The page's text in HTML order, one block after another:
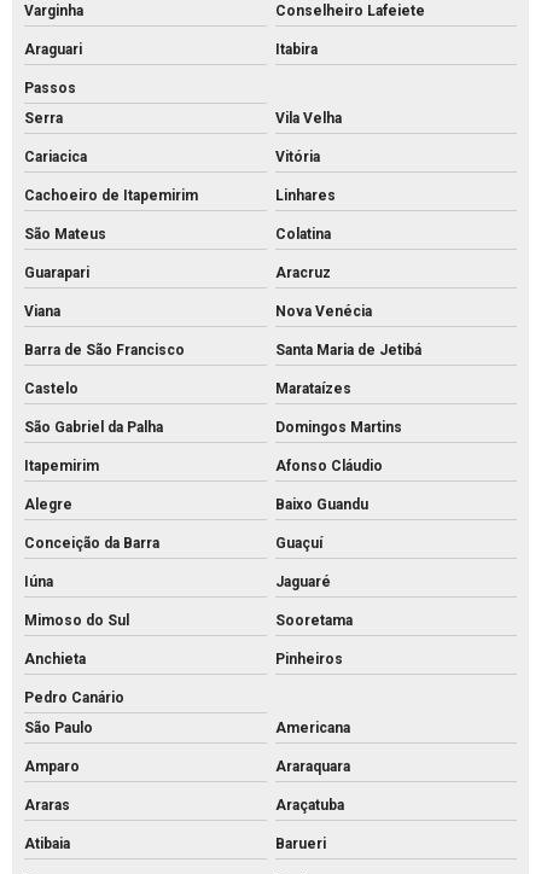
Mourão de concreto para cerca comprar
Mourão de concreto rs
Mourões de concreto 10x10 preço
Mourões de concreto para alambrado
Mourões de concreto para cerca preço
Mourões de concreto para cerca valores
Palanque de concreto 10x10
Palanque de concreto para alambrado preço
Palanque de concreto para cerca a venda
Palanque concreto para cerca
Palanque de concreto preço
Palanque de concreto valor
Palanque de concreto a venda
Palanque de concreto
Pavimentação bloco intertravado
Pavimentação intertravada preço
Varginha Conselheiro Lafeiete
Araguari Itabira
Passos
Serra
Vila Velha
Cariacica Vitória
Cachoeiro de Itapemirim Linhares
São Mateus Colatina
Guarapari Aracruz
Viana Nova Venécia
Barra de São Francisco Santa Maria de Jetibá
Castelo Marataízes
São Gabriel da Palha Domingos Martins
Itapemirim Afonso Cláudio
Alegre Baixo Guandu
Conceição da Barra Guaçuí
Iúna Jaguaré
Mimoso do Sul Sooretama
Anchieta Pinheiros
Pedro Canário
São Paulo
Americana
Amparo Araraquara
Araras Araçatuba
Atibaia Barueri